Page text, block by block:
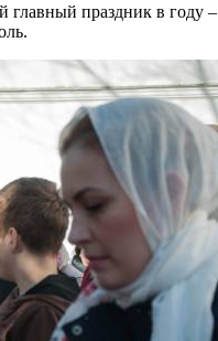
главный праздник в году –